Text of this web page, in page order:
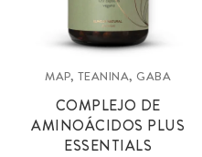
MAP, TEANINA, GABA
COMPLEJO DE
AMINOÁCIDOS PLUS
ESSENTIALS